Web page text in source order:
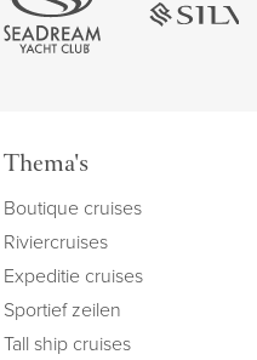
Thema's
Boutique cruises
Riviercruises
Expeditie cruises
Sportief zeilen
Tall ship cruises